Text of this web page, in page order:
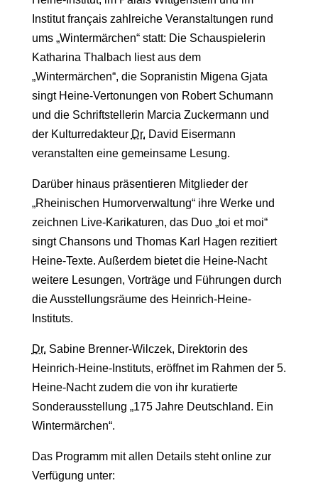
Institut français zahlreiche Veranstaltungen rund
ums „Wintermärchen“ statt: Die Schauspielerin
Katharina Thalbach liest aus dem
„Wintermärchen“, die Sopranistin Migena Gjata
singt Heine-Vertonungen von Robert Schumann
und die Schriftstellerin Marcia Zuckermann und
der Kulturredakteur Dr. David Eisermann
veranstalten eine gemeinsame Lesung.
Darüber hinaus präsentieren Mitglieder der
„Rheinischen Humorverwaltung“ ihre Werke und
zeichnen Live-Karikaturen, das Duo „toi et moi“
singt Chansons und Thomas Karl Hagen rezitiert
Heine-Texte. Außerdem bietet die Heine-Nacht
weitere Lesungen, Vorträge und Führungen durch
die Ausstellungsräume des Heinrich-Heine-
Instituts.
Dr. Sabine Brenner-Wilczek, Direktorin des
Heinrich-Heine-Instituts, eröffnet im Rahmen der 5.
Heine-Nacht zudem die von ihr kuratierte
Sonderausstellung „175 Jahre Deutschland. Ein
Wintermärchen“.
Das Programm mit allen Details steht online zur
Verfügung unter: